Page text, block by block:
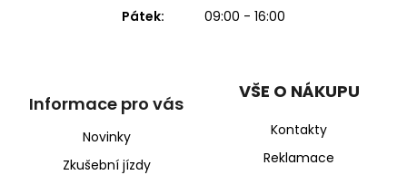
Pátek:
09:00 - 16:00
Informace pro vás
Novinky
Zkušební jízdy
VŠE O NÁKUPU
Kontakty
Reklamace